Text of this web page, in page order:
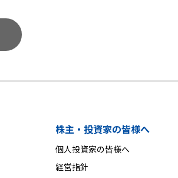
株主・投資家の皆様へ
個人投資家の皆様へ
経営指針